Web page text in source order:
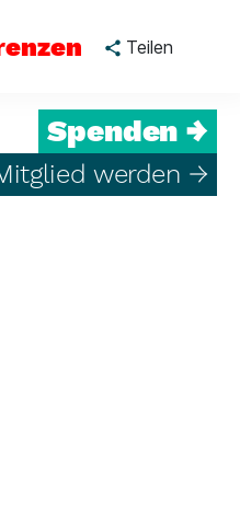
Teilen
Spenden →
werden →